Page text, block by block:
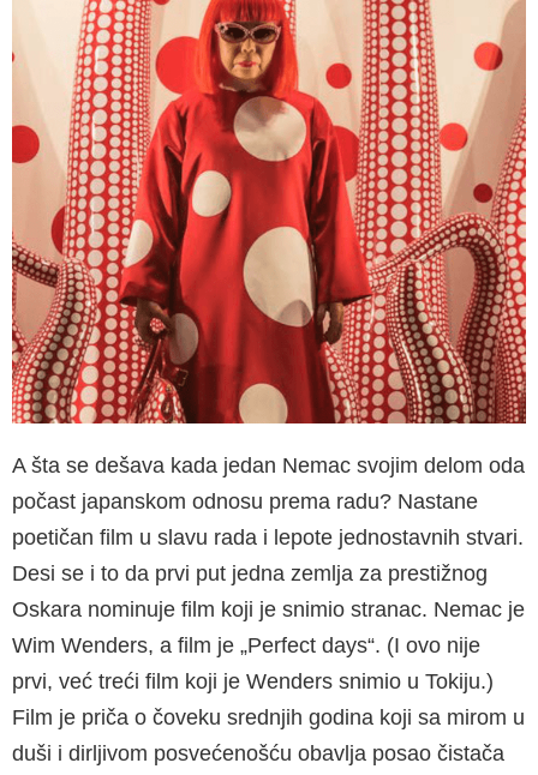
A šta se dešava kada jedan Nemac svojim delom oda
počast japanskom odnosu prema radu? Nastane
poetičan film u slavu rada i lepote jednostavnih stvari.
Desi se i to da prvi put jedna zemlja za prestižnog
Oskara nominuje film koji je snimio stranac. Nemac je
Wim Wenders, a film je „Perfect days“. (I ovo nije
prvi, već treći film koji je Wenders snimio u Tokiju.)
Film je priča o čoveku srednjih godina koji sa mirom u
duši i dirljivom posvećenošću obavlja posao čistača